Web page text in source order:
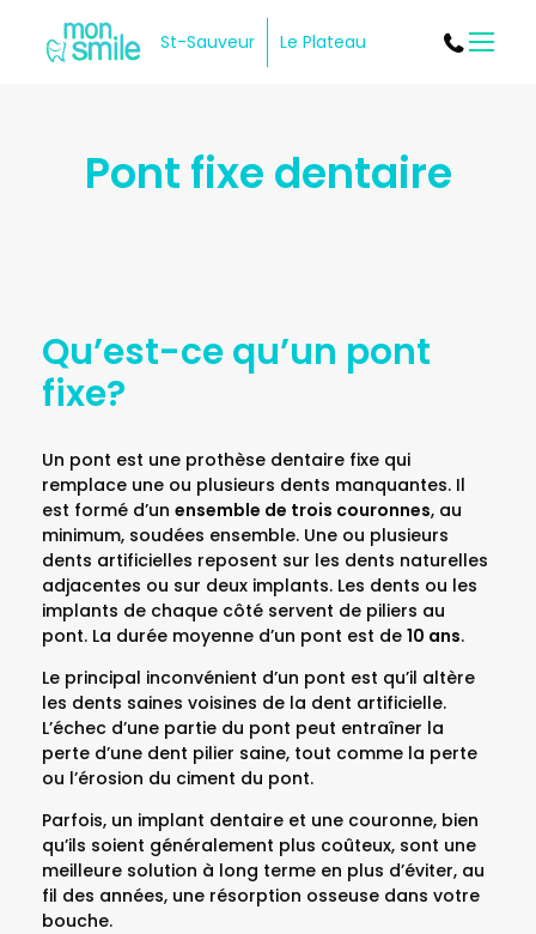
St-Sauveur Le Plateau Menu
Pont fixe dentaire
Qu’est-ce qu’un pont
fixe?
Un pont est une prothèse dentaire fixe qui
remplace une ou plusieurs dents manquantes. Il
est formé d’un ensemble de trois couronnes, au
minimum, soudées ensemble. Une ou plusieurs
dents artificielles reposent sur les dents naturelles
adjacentes ou sur deux implants. Les dents ou les
implants de chaque côté servent de piliers au
pont. La durée moyenne d’un pont est de 10 ans.
Le principal inconvénient d’un pont est qu’il altère
les dents saines voisines de la dent artificielle.
L’échec d’une partie du pont peut entraîner la
perte d’une dent pilier saine, tout comme la perte
ou l’érosion du ciment du pont.
Parfois, un implant dentaire et une couronne, bien
qu’ils soient généralement plus coûteux, sont une
meilleure solution à long terme en plus d’éviter, au
fil des années, une résorption osseuse dans votre
bouche.